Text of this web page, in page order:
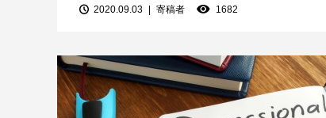
2020.09.03 寄稿者 1682